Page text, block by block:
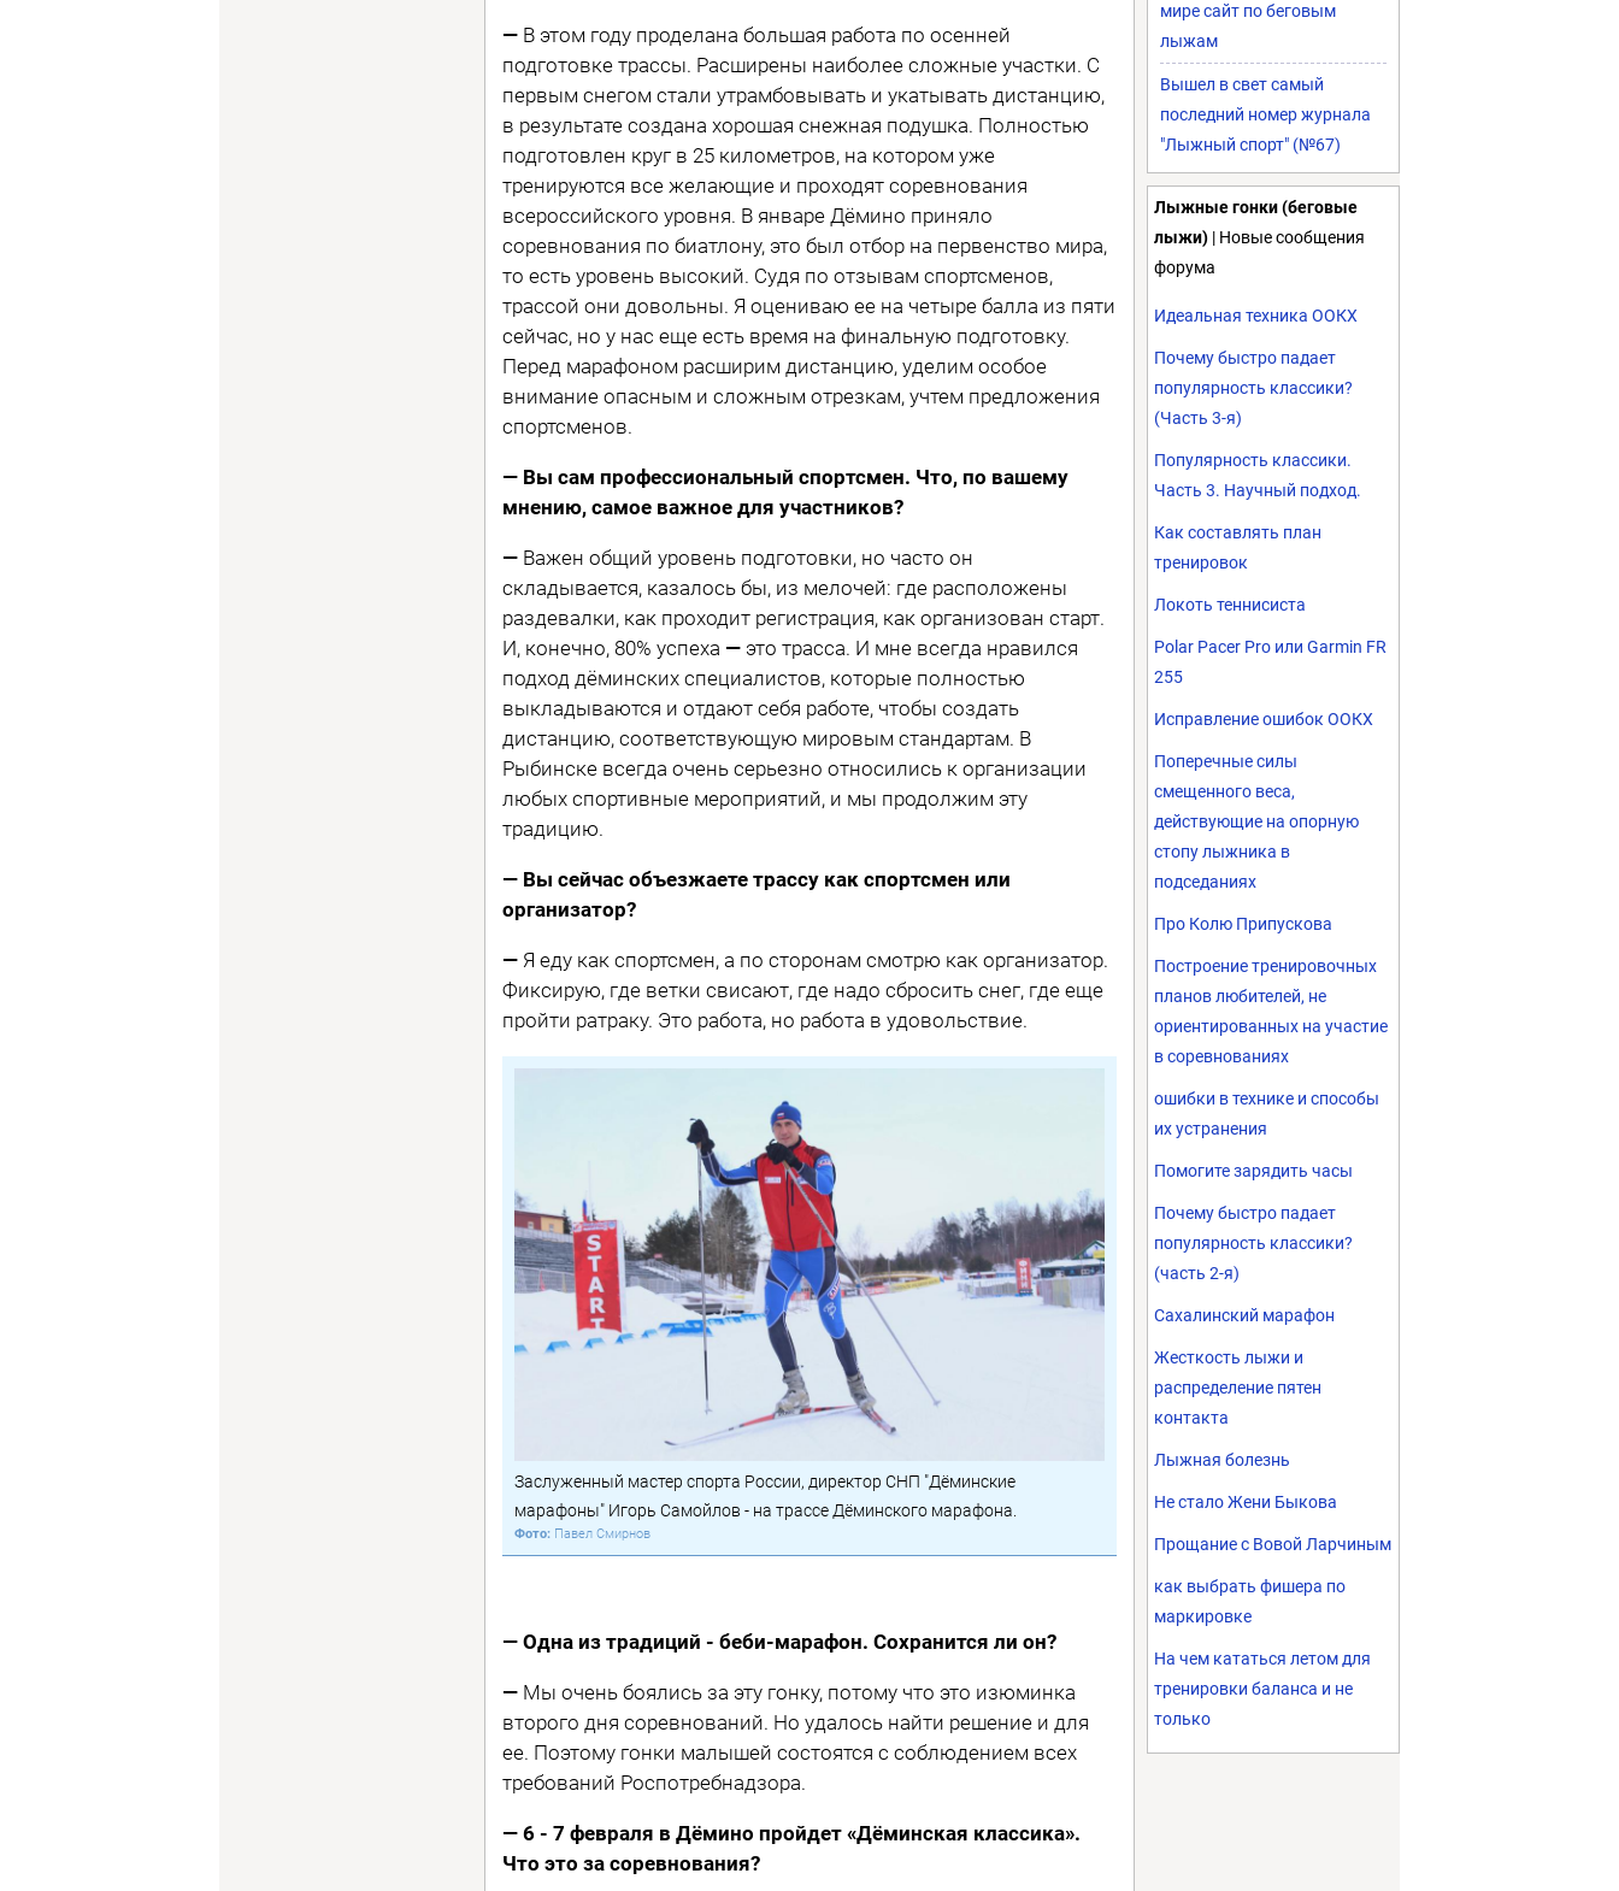
— В этом году проделана большая работа по осенней
подготовке трассы. Расширены наиболее сложные участки. С
первым снегом стали утрамбовывать и укатывать дистанцию,
в результате создана хорошая снежная подушка. Полностью
подготовлен круг в 25 километров, на котором уже
тренируются все желающие и проходят соревнования
всероссийского уровня. В январе Дёмино приняло
соревнования по биатлону, это был отбор на первенство мира,
то есть уровень высокий. Судя по отзывам спортсменов,
трассой они довольны. Я оцениваю ее на четыре балла из пяти
сейчас, но у нас еще есть время на финальную подготовку.
Перед марафоном расширим дистанцию, уделим особое
внимание опасным и сложным отрезкам, учтем предложения
спортсменов.
— Вы сам профессиональный спортсмен. Что, по вашему
мнению, самое важное для участников?
— Важен общий уровень подготовки, но часто он
складывается, казалось бы, из мелочей: где расположены
раздевалки, как проходит регистрация, как организован старт.
И, конечно, 80% успеха — это трасса. И мне всегда нравился
подход дёминских специалистов, которые полностью
выкладываются и отдают себя работе, чтобы создать
дистанцию, соответствующую мировым стандартам. В
Рыбинске всегда очень серьезно относились к организации
любых спортивные мероприятий, и мы продолжим эту
традицию.
— Вы сейчас объезжаете трассу как спортсмен или
организатор?
— Я еду как спортсмен, а по сторонам смотрю как организатор.
Фиксирую, где ветки свисают, где надо сбросить снег, где еще
пройти ратраку. Это работа, но работа в удовольствие.
Заслуженный мастер спорта России, директор СНП "Дёминские
марафоны" Игорь Самойлов - на трассе Дёминского марафона.
Павел Смирнов
— Одна из традиций - беби-марафон. Сохранится ли он?
— Мы очень боялись за эту гонку, потому что это изюминка
второго дня соревнований. Но удалось найти решение и для
ее. Поэтому гонки малышей состоятся с соблюдением всех
требований Роспотребнадзора.
— 6 - 7 февраля в Дёмино пройдет «Дёминская классика».
Что это за соревнования?
мире сайт по беговым
лыжам
Вышел в свет самый
последний номер журнала
"Лыжный спорт" (№67)
Лыжные гонки (беговые
лыжи) | Новые сообщения
форума
Идеальная техника ООКХ
Почему быстро падает
популярность классики?
(Часть 3-я)
Популярность классики.
Часть 3. Научный подход.
Как составлять план
тренировок
Локоть теннисиста
Polar Pacer Pro или Garmin FR
255
Исправление ошибок ООКХ
Поперечные силы
смещенного веса,
действующие на опорную
стопу лыжника в
подседаниях
Про Колю Припускова
Построение тренировочных
планов любителей, не
ориентированных на участие
в соревнованиях
ошибки в технике и способы
их устранения
Помогите зарядить часы
Почему быстро падает
популярность классики?
(часть 2-я)
Сахалинский марафон
Жесткость лыжи и
распределение пятен
контакта
Лыжная болезнь
Не стало Жени Быкова
Прощание с Вовой Ларчиным
как выбрать фишера по
маркировке
На чем кататься летом для
тренировки баланса и не
только